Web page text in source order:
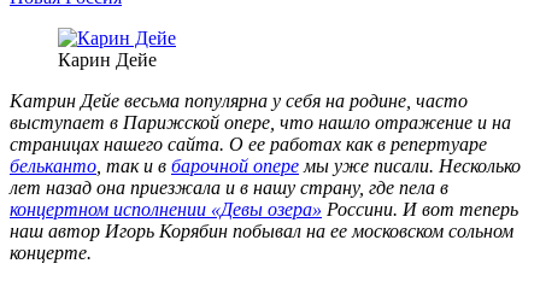
Карин Дейе
Катрин Дейе весьма популярна у себя на родине, часто
выступает в Парижской опере, что нашло отражение и на
страницах нашего сайта. О ее работах как в репертуаре
бельканто , так и в барочной опере мы уже писали. Несколько
лет назад она приезжала и в нашу страну, где пела в
концертном исполнении «Девы озера» Россини. И вот теперь
наш автор Игорь Корябин побывал на ее московском сольном
концерте.